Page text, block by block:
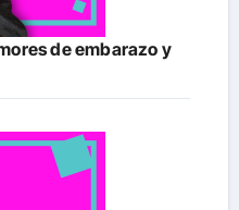
de embarazo y